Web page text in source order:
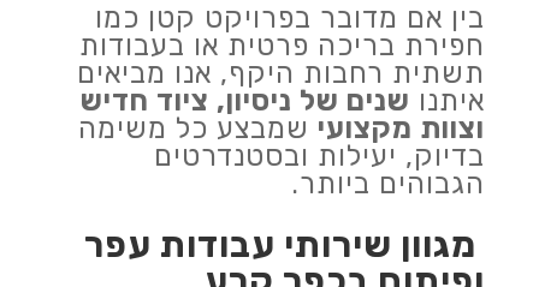
בין אם מדובר בפרויקט קטן כמו
חפירת בריכה פרטית או בעבודות
תשתית רחבות היקף, אנו מביאים
איתנו שנים של ניסיון, ציוד חדיש
וצוות מקצועי שמבצע כל משימה
בדיוק, יעילות ובסטנדרטים
הגבוהים ביותר.
מגוון שירותי עבודות עפר